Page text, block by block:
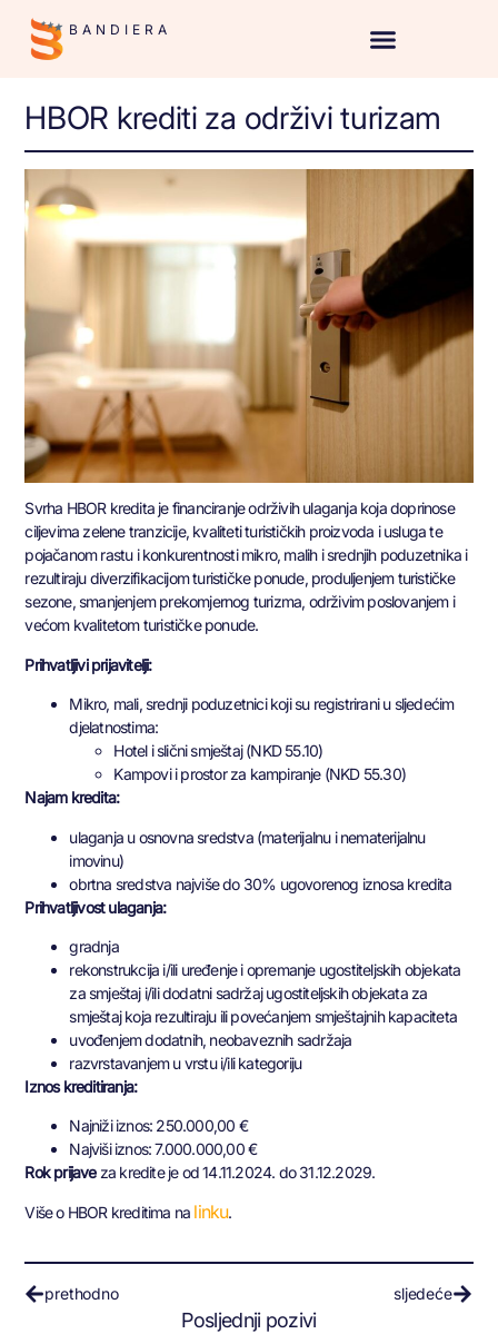
BANDIERA
HBOR krediti za održivi turizam
Svrha HBOR kredita je financiranje održivih ulaganja koja doprinose
ciljevima zelene tranzicije, kvaliteti turističkih proizvoda i usluga te
pojačanom rastu i konkurentnosti mikro, malih i srednjih poduzetnika i
rezultiraju diverzifikacijom turističke ponude, produljenjem turističke
sezone, smanjenjem prekomjernog turizma, održivim poslovanjem i
većom kvalitetom turističke ponude.
Prihvatljivi prijavitelji:
Mikro, mali, srednji poduzetnici koji su registrirani u sljedećim
djelatnostima:
Hotel i slični smještaj (NKD 55.10)
Kampovi i prostor za kampiranje (NKD 55.30)
Najam kredita:
ulaganja u osnovna sredstva (materijalnu i nematerijalnu
imovinu)
obrtna sredstva najviše do 30% ugovorenog iznosa kredita
Prihvatljivost ulaganja:
gradnja
rekonstrukcija i/ili uređenje i opremanje ugostiteljskih objekata
za smještaj i/ili dodatni sadržaj ugostiteljskih objekata za
smještaj koja rezultiraju ili povećanjem smještajnih kapaciteta
uvođenjem dodatnih, neobaveznih sadržaja
razvrstavanjem u vrstu i/ili kategoriju
Iznos kreditiranja:
Najniži iznos: 250.000,00 €
Najviši iznos: 7.000.000,00 €
Rok prijaveza kredite je od 14.11.2024. do 31.12.2029.
Više o HBOR kreditima na linku.
prethodno sljedeće
Posljednji pozivi